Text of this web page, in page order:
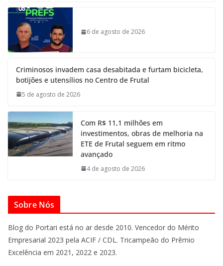
6 de agosto de 2026
Criminosos invadem casa desabitada e furtam bicicleta,
botijões e utensílios no Centro de Frutal
5 de agosto de 2026
Com R$ 11,1 milhões em
investimentos, obras de melhoria na
ETE de Frutal seguem em ritmo
avançado
4 de agosto de 2026
Sobre Nós
Blog do Portari está no ar desde 2010. Vencedor do Mérito
Empresarial 2023 pela ACIF / CDL. Tricampeão do Prêmio
Excelência em 2021, 2022 e 2023.